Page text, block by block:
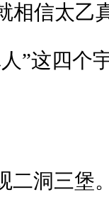
相信太乙
”这四个
二洞三堡